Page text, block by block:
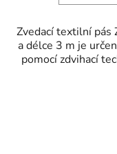
Zvedací textilní pás
a délce 3 m je
pomocí zdvihací